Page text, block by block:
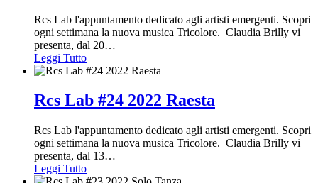
Rcs Lab l'appuntamento dedicato agli artisti emergenti. Scopri
ogni settimana la nuova musica Tricolore. Claudia Brilly vi
presenta, dal 20…
Leggi Tutto
Rcs Lab #24 2022 Raesta
Rcs Lab l'appuntamento dedicato agli artisti emergenti. Scopri
ogni settimana la nuova musica Tricolore. Claudia Brilly vi
presenta, dal 13…
Leggi Tutto